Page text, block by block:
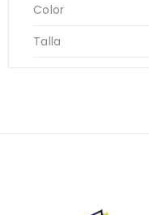
Color
Talla